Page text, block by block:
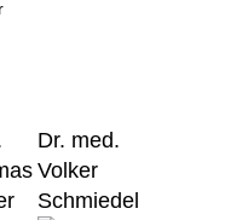
Dr. med.
Volker
Schmiedel